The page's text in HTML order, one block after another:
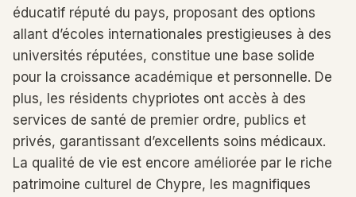
éducatif réputé du pays, proposant des options
allant d’écoles internationales prestigieuses à des
universités réputées, constitue une base solide
pour la croissance académique et personnelle. De
plus, les résidents chypriotes ont accès à des
services de santé de premier ordre, publics et
privés, garantissant d’excellents soins médicaux.
La qualité de vie est encore améliorée par le riche
patrimoine culturel de Chypre, les magnifiques